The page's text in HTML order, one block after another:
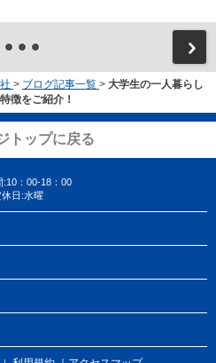
> ブログ記事一覧 > 大学生の一人暮らし
徴をご紹介！
トップに戻る
:10：00-18：00
休日:水曜